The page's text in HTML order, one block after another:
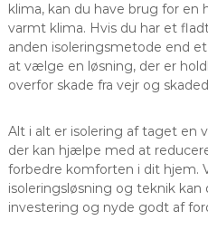
klima, kan du have brug for
varmt klima. Hvis du har et
anden isoleringsmetode end
at vælge en løsning, der er
overfor skade fra vejr og
Alt i alt er isolering af taget en
der kan hjælpe med at
forbedre komforten i dit hjem.
isoleringsløsning og teknik
investering og nyde godt af